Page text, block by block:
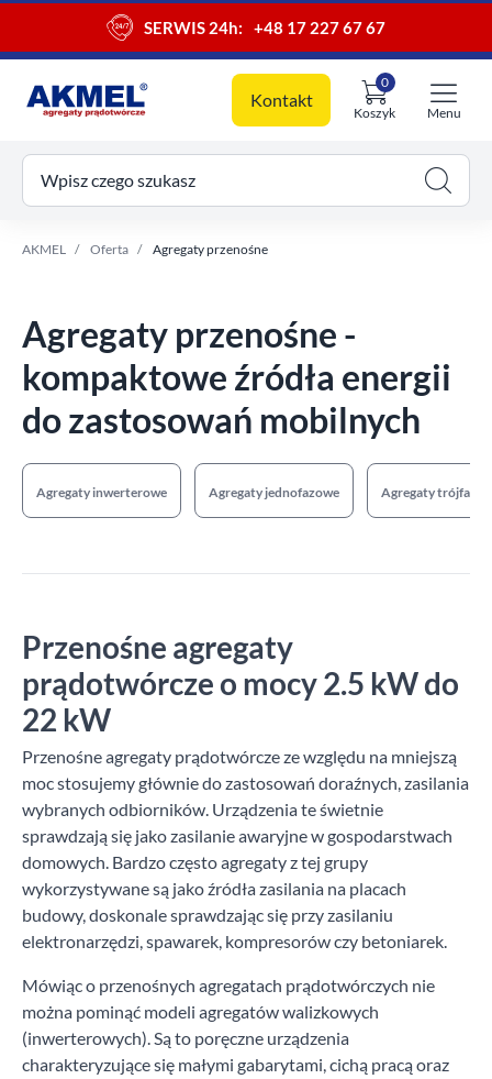
SERWIS 24h: +48 17 227 67 67
Kontakt
Koszyk
0
koszyk
Menu
Wpisz czego szukasz
AKMEL Oferta Agregaty przenośne
Filtry
Regulacja napięcia
AVR 37
Inwerterowa 2
Zastosowanie
Dom
Rolnictwo 4
Silnik
Atlas Copco 4
Honda 15
Rato 12
Agregaty przenośne -
kompaktowe źródła energii
do zastosowań mobilnych
Agregaty inwerterowe Agregaty jednofazowe Agregaty
Przenośne agregaty
prądotwórcze o mocy 2.5 kW do
22 kW
Przenośne agregaty prądotwórcze ze względu na mniejszą
moc stosujemy głównie do zastosowań doraźnych, zasilania
wybranych odbiorników. Urządzenia te świetnie
sprawdzają się jako zasilanie awaryjne w gospodarstwach
domowych. Bardzo często agregaty z tej grupy
wykorzystywane są jako źródła zasilania na placach
budowy, doskonale sprawdzając się przy zasilaniu
elektronarzędzi, spawarek, kompresorów czy betoniarek.
Mówiąc o przenośnych agregatach prądotwórczych nie
można pominąć modeli agregatów walizkowych
(inwerterowych). Są to poręczne urządzenia
charakteryzujące się małymi gabarytami, cichą pracą oraz